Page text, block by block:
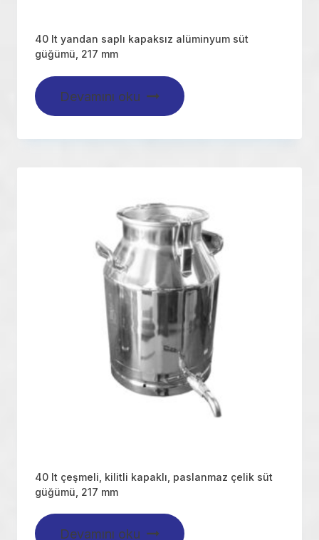
40 lt yandan saplı kapaksız alüminyum süt
güğümü, 217 mm
Devamını oku
40 lt çeşmeli, kilitli kapaklı, paslanmaz çelik süt
güğümü, 217 mm
Devamını oku